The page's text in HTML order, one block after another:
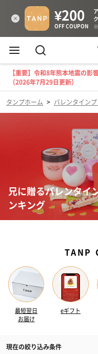
【重要】令和8年熊本地震の
（2026年7月29日更新）
タンプホーム > バレンタイン
兄に贈るバレンタイ
ンキング
TANP
最短翌日
お届け
eギフト
現在の絞り込み条件